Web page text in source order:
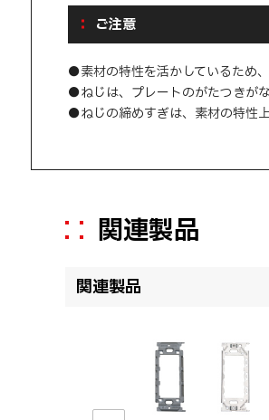
ご注意
●素材の特性を活かしているため
●ねじは、プレートのがたつきが
●ねじの締めすぎは、素材の特性
関連製品
関連製品